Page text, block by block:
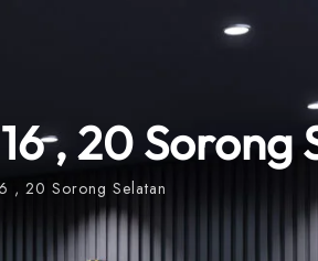
, 20 Sorong
, 20 Sorong Selatan